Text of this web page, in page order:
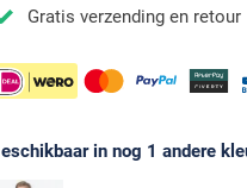
Gratis verzending en retour
in nog 1 andere